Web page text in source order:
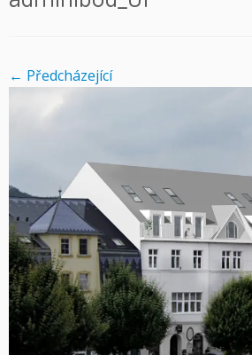
content
← Předcházející